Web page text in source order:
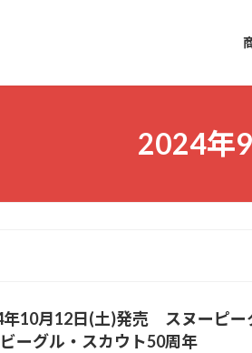
2024年
年10月12日(土)発売 スヌーピー
ーグル・スカウト50周年